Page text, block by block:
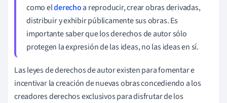
como elderechoa reproducir, crear obras derivadas,
distribuir y exhibir públicamente sus obras. Es
importante saber que los derechos de autor sólo
protegen la expresión de las ideas, no las ideas en sí.
Las leyes de derechos de autor existen para fomentar e
incentivar la creación de nuevas obras concediendo a los
creadores derechos exclusivos para disfrutar de los